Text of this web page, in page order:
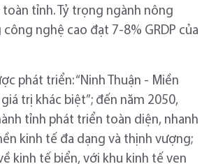
toàn tỉnh. Tỷ trọng ngành nông
nghệ cao đạt 7-8% GRDP của
phát triển: “Ninh Thuận - Miền
trị khác biệt”; đến năm 2050,
tỉnh phát triển toàn diện, nhanh
kinh tế đa dạng và thịnh vượng;
kinh tế biển, với khu kinh tế ven